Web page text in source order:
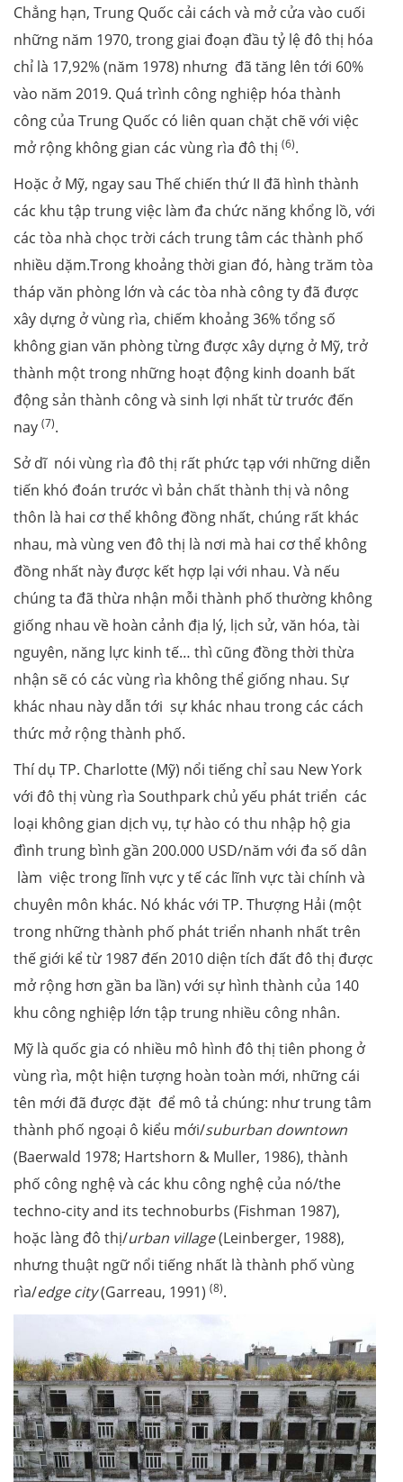
Chẳng hạn, Trung Quốc cải cách và mở cửa vào cuối
những năm 1970, trong giai đoạn đầu tỷ lệ đô thị hóa
chỉ là 17,92% (năm 1978) nhưng đã tăng lên tới 60%
vào năm 2019. Quá trình công nghiệp hóa thành
công của Trung Quốc có liên quan chặt chẽ với việc
mở rộng không gian các vùng rìa đô thị (6).
Hoặc ở Mỹ, ngay sau Thế chiến thứ II đã hình thành
các khu tập trung việc làm đa chức năng khổng lồ, với
các tòa nhà chọc trời cách trung tâm các thành phố
nhiều dặm.Trong khoảng thời gian đó, hàng trăm tòa
tháp văn phòng lớn và các tòa nhà công ty đã được
xây dựng ở vùng rìa, chiếm khoảng 36% tổng số
không gian văn phòng từng được xây dựng ở Mỹ, trở
thành một trong những hoạt động kinh doanh bất
động sản thành công và sinh lợi nhất từ trước đến
nay (7).
Sở dĩ nói vùng rìa đô thị rất phức tạp với những diễn
tiến khó đoán trước vì bản chất thành thị và nông
thôn là hai cơ thể không đồng nhất, chúng rất khác
nhau, mà vùng ven đô thị là nơi mà hai cơ thể không
đồng nhất này được kết hợp lại với nhau. Và nếu
chúng ta đã thừa nhận mỗi thành phố thường không
giống nhau về hoàn cảnh địa lý, lịch sử, văn hóa, tài
nguyên, năng lực kinh tế… thì cũng đồng thời thừa
nhận sẽ có các vùng rìa không thể giống nhau. Sự
khác nhau này dẫn tới sự khác nhau trong các cách
thức mở rộng thành phố.
Thí dụ TP. Charlotte (Mỹ) nổi tiếng chỉ sau New York
với đô thị vùng rìa Southpark chủ yếu phát triển các
loại không gian dịch vụ, tự hào có thu nhập hộ gia
đình trung bình gần 200.000 USD/năm với đa số dân
làm việc trong lĩnh vực y tế các lĩnh vực tài chính và
chuyên môn khác. Nó khác với TP. Thượng Hải (một
trong những thành phố phát triển nhanh nhất trên
thế giới kể từ 1987 đến 2010 diện tích đất đô thị được
mở rộng hơn gần ba lần) với sự hình thành của 140
khu công nghiệp lớn tập trung nhiều công nhân.
Mỹ là quốc gia có nhiều mô hình đô thị tiên phong ở
vùng rìa, một hiện tượng hoàn toàn mới, những cái
tên mới đã được đặt để mô tả chúng: như trung tâm
thành phố ngoại ô kiểu mới/suburban downtown
(Baerwald 1978; Hartshorn & Muller, 1986), thành
phố công nghệ và các khu công nghệ của nó/the
techno-city and its technoburbs (Fishman 1987),
hoặc làng đô thị/urban village(Leinberger, 1988),
nhưng thuật ngữ nổi tiếng nhất là thành phố vùng
rìa/edge city(Garreau, 1991) (8).